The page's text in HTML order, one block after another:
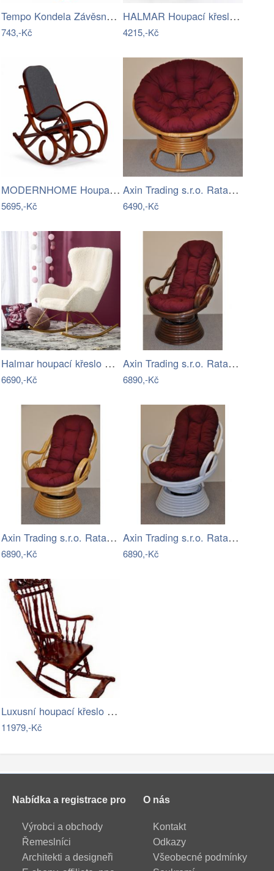
Tempo Kondela Závěsné houpací křeslo…
743,-Kč
HALMAR Houpací křeslo Mexus wenge
4215,-Kč
MODERNHOME Houpací křeslo Mode šedé
5695,-Kč
Axin Trading s.r.o. Ratanový papasan…
6490,-Kč
Halmar houpací křeslo LIBERTO
6690,-Kč
Axin Trading s.r.o. Ratanové houpací…
6890,-Kč
Axin Trading s.r.o. Ratanové houpací…
6890,-Kč
Axin Trading s.r.o. Ratanové houpací…
6890,-Kč
Luxusní houpací křeslo - EL
11979,-Kč
Nabídka a registrace pro
Výrobci a obchody
Řemeslníci
Architekti a designeři
O nás
Kontakt
Odkazy
Všeobecné podmínky